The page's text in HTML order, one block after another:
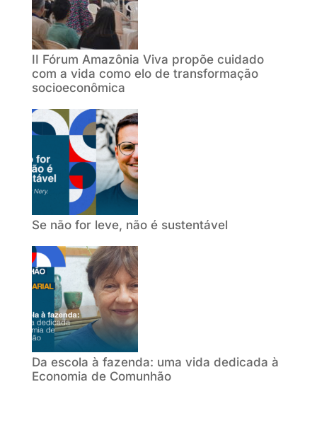
II Fórum Amazônia Viva propõe cuidado
com a vida como elo de transformação
socioeconômica
Se não for leve, não é sustentável
Da escola à fazenda: uma vida dedicada à
Economia de Comunhão